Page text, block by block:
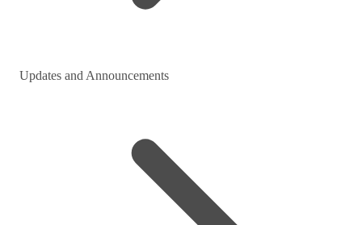
Updates and Announcements